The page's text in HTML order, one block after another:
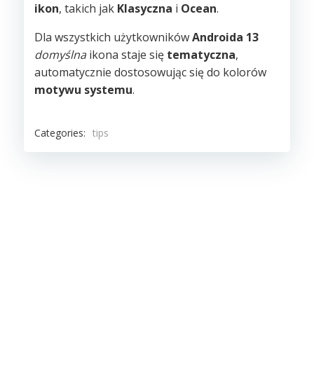
ikon, takich jak Klasyczna i Ocean.
Dla wszystkich użytkownikówAndroida 13
domyślnaikona staje się tematyczna,
automatycznie dostosowując się do kolorów
motywu systemu.
Categories: tips